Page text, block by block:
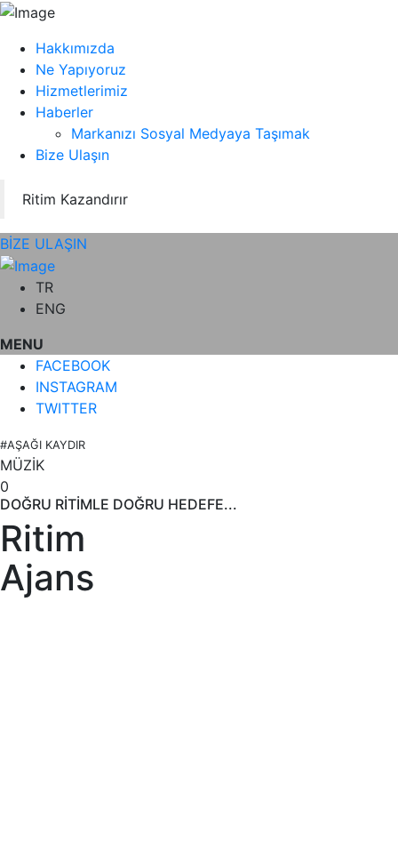
Hakkımızda
Ne Yapıyoruz
Hizmetlerimiz
Haberler
Markanızı Sosyal Medyaya Taşımak
Bize Ulaşın
Ritim Kazandırır
BİZE ULAŞIN
TR
ENG
MENU
FACEBOOK
INSTAGRAM
TWITTER
#AŞAĞI KAYDIR
MÜZİK
0
DOĞRU RİTİMLE DOĞRU HEDEFE...
Ritim
Ajans